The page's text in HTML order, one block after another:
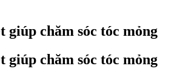
giúp chăm sóc tóc mỏng
giúp chăm sóc tóc mỏng